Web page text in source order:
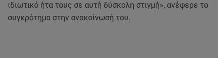
ιδιωτικό ήτα τους σε αυτή δύσκολη στιγμή», ανέφερε το
συγκρότημα στην ανακοίνωσή του.